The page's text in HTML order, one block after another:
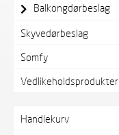
Balkongdørbeslag
Skyvedørbeslag
Somfy
Vedlikeholdsprodukter
Handlekurv